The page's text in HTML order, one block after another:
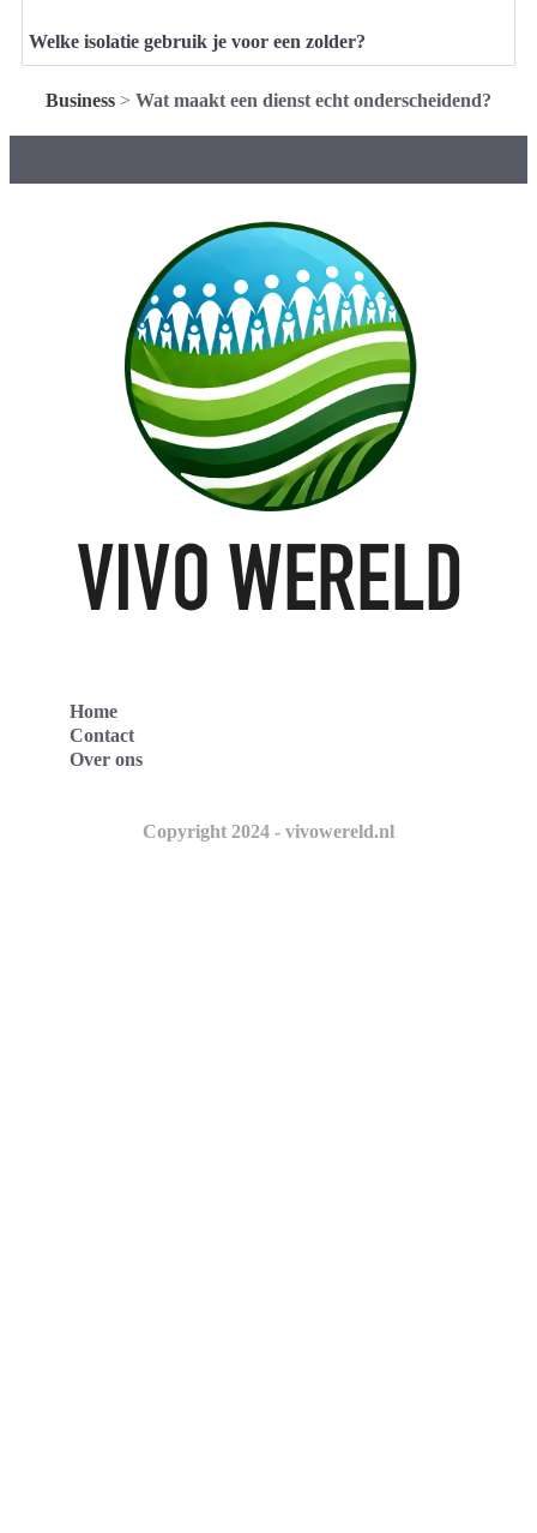
Welke isolatie gebruik je voor een zolder?
Business > Wat maakt een dienst echt onderscheidend?
Home
Contact
Over ons
Copyright 2024 - vivowereld.nl